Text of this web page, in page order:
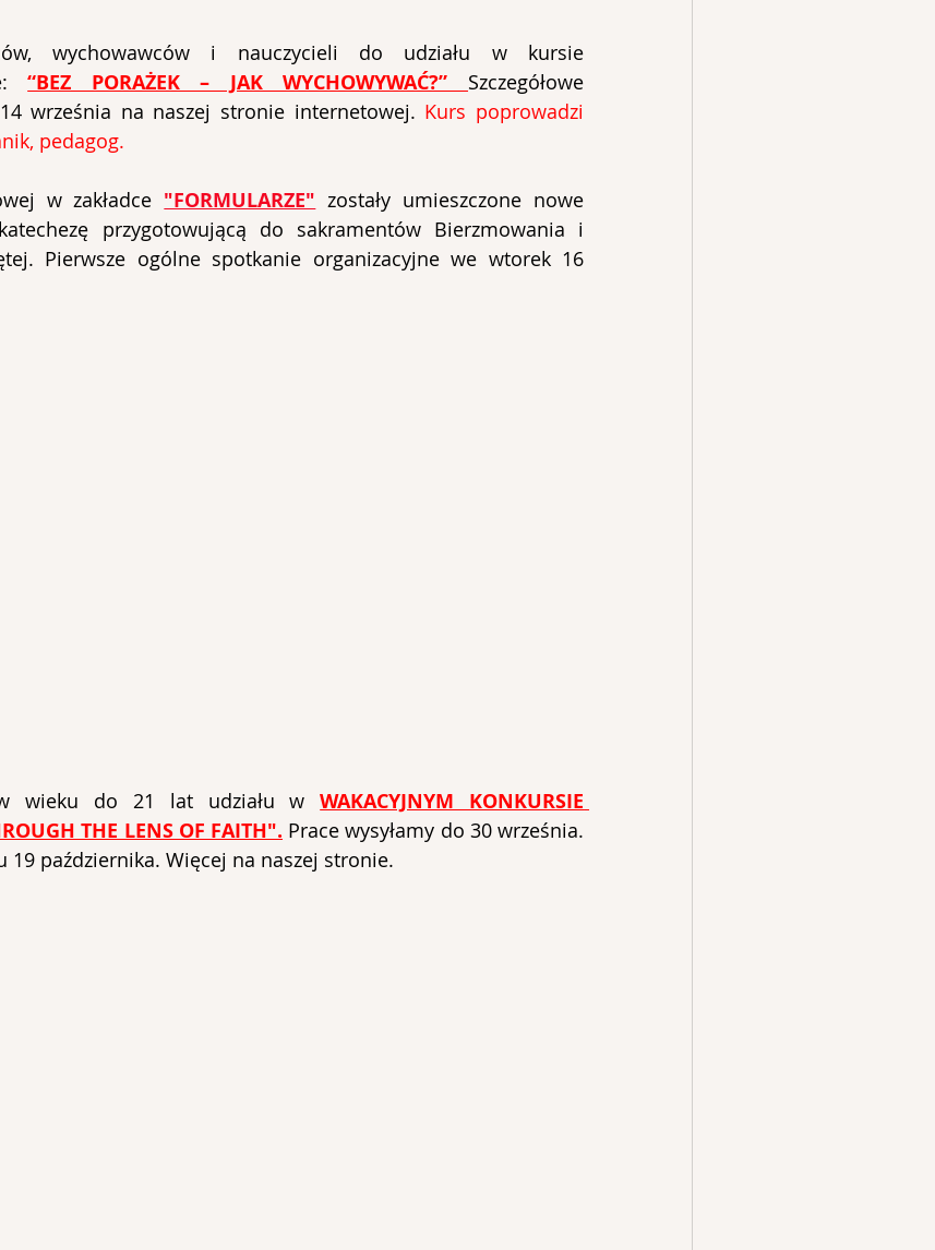
wychowawców i nauczycieli do udziału w kursie
“BEZ PORAŻEK – JAK WYCHOWYWAĆ?” Szczegółowe
września na naszej stronie internetowej. Kurs poprowadzi
pedagog.
w zakładce "FORMULARZE" zostały umieszczone nowe
przygotowującą do sakramentów Bierzmowania i
Pierwsze ogólne spotkanie organizacyjne we wtorek 16
w wieku do 21 lat udziału w WAKACYJNYM KONKURSIE
THE LENS OF FAITH". Prace wysyłamy do 30 września.
19 października. Więcej na naszej stronie.